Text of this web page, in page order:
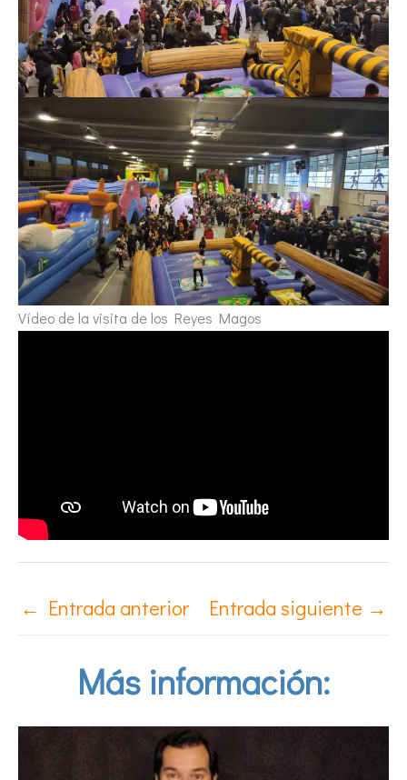
Vídeo de la visita de los Reyes Magos
← Entrada anterior Entrada siguiente →
Más información: